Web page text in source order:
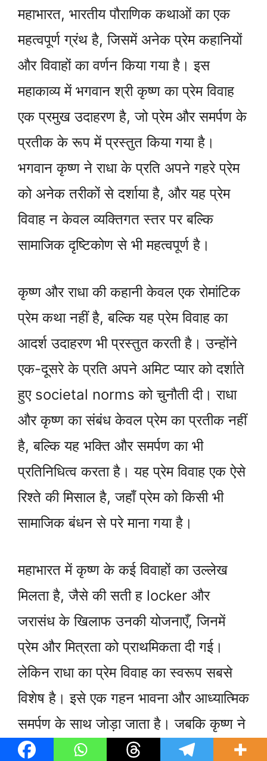
महाभारत, भारतीय पौराणिक कथाओं का एक
महत्वपूर्ण ग्रंथ है, जिसमें अनेक प्रेम कहानियों
और विवाहों का वर्णन किया गया है। इस
महाकाव्य में भगवान श्री कृष्ण का प्रेम विवाह
एक प्रमुख उदाहरण है, जो प्रेम और समर्पण के
प्रतीक के रूप में प्रस्तुत किया गया है।
भगवान कृष्ण ने राधा के प्रति अपने गहरे प्रेम
को अनेक तरीकों से दर्शाया है, और यह प्रेम
विवाह न केवल व्यक्तिगत स्तर पर बल्कि
सामाजिक दृष्टिकोण से भी महत्वपूर्ण है।
कृष्ण और राधा की कहानी केवल एक रोमांटिक
प्रेम कथा नहीं है, बल्कि यह प्रेम विवाह का
आदर्श उदाहरण भी प्रस्तुत करती है। उन्होंने
एक-दूसरे के प्रति अपने अमिट प्यार को दर्शाते
हुए societal norms को चुनौती दी। राधा
और कृष्ण का संबंध केवल प्रेम का प्रतीक नहीं
है, बल्कि यह भक्ति और समर्पण का भी
प्रतिनिधित्व करता है। यह प्रेम विवाह एक ऐसे
रिश्ते की मिसाल है, जहाँ प्रेम को किसी भी
सामाजिक बंधन से परे माना गया है।
महाभारत में कृष्ण के कई विवाहों का उल्लेख
मिलता है, जैसे की सती ह locker और
जरासंध के खिलाफ उनकी योजनाएँ, जिनमें
प्रेम और मित्रता को प्राथमिकता दी गई।
लेकिन राधा का प्रेम विवाह का स्वरूप सबसे
विशेष है। इसे एक गहन भावना और आध्यात्मिक
समर्पण के साथ जोड़ा जाता है। जबकि कृष्ण ने
द्रौपदी और अन्य रानियों से विवाह किया, राधा